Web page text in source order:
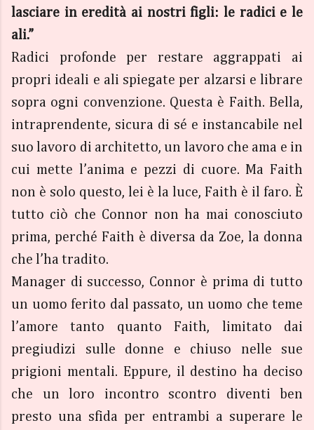
lasciare in eredità ai nostri figli: le radici e le
ali.”
Radici profonde per restare aggrappati ai
propri ideali e ali spiegate per alzarsi e librare
sopra ogni convenzione. Questa è Faith. Bella,
intraprendente, sicura di sé e instancabile nel
suo lavoro di architetto, un lavoro che ama e in
cui mette l’anima e pezzi di cuore. Ma Faith
non è solo questo, lei è la luce, Faith è il faro. È
tutto ciò che Connor non ha mai conosciuto
prima, perché Faith è diversa da Zoe, la donna
che l’ha tradito.
Manager di successo, Connor è prima di tutto
un uomo ferito dal passato, un uomo che teme
l’amore tanto quanto Faith, limitato dai
pregiudizi sulle donne e chiuso nelle sue
prigioni mentali. Eppure, il destino ha deciso
che un loro incontro scontro diventi ben
presto una sfida per entrambi a superare le